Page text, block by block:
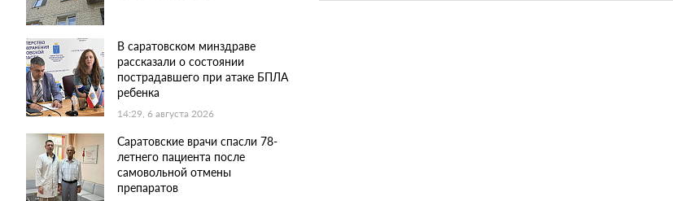
В саратовском минздраве
рассказали о состоянии
пострадавшего при атаке БПЛА
ребенка
14:29, 6 августа 2026
Саратовские врачи спасли 78-
летнего пациента после
самовольной отмены
препаратов